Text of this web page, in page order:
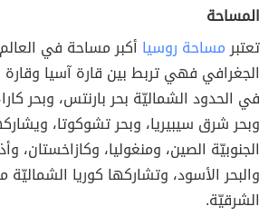
المساحة
تعتبرمساحة روسيا أكبر مساحة في
الجغرافي فهي تربط بين قارة آسيا وقارة
في الحدود الشماليّة بحر بارنتس، وبحر
وبحر شرق سيبيريا، وبحر تشوكوتا،
الجنوبيّة الصين، ومنغوليا، وكازاخستان،
والبحر الأسود، وتشاركها كوريا الشماليّة
الشرقيّة.